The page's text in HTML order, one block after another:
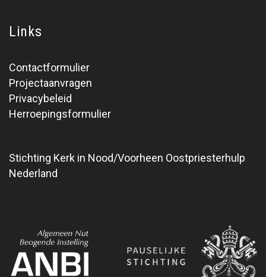
Links
Contactformulier
Projectaanvragen
Privacybeleid
Herroepingsformulier
Stichting Kerk in Nood/Voorheen Oostpriesterhulp
Nederland